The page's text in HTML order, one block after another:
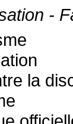
-
la